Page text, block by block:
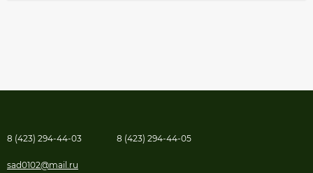
8 (423) 294-44-03 8 (423) 294-44-05
sad0102@mail.ru